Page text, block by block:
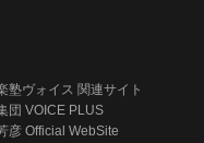
塾ヴォイス 関連サイト
団 VOICE PLUS
彦 Official WebSite